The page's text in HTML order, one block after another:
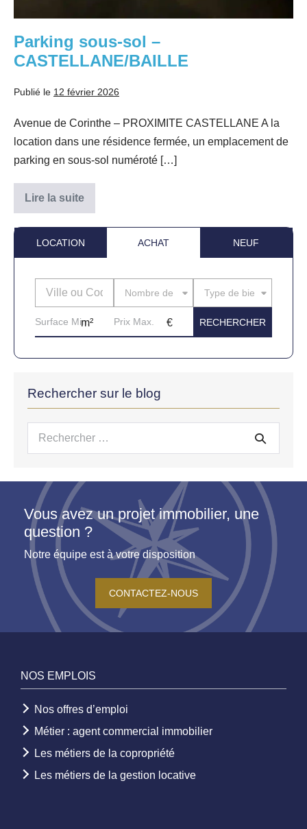
Parking sous-sol –
CASTELLANE/BAILLE
Publié le 12 février 2026
Avenue de Corinthe – PROXIMITE CASTELLANE A la
location dans une résidence fermée, un emplacement de
parking en sous-sol numéroté […]
Lire la suite
Parking
sous-
CASTELLANE/BAILLE
LOCATION ACHAT NEUF
Nombre de piècesType de bien
Rechercher sur le blog
Recherche
Vous avez un projet immobilier, une
question ?
Notre équipe est à votre disposition
CONTACTEZ-NOUS
NOS EMPLOIS
Nos offres d’emploi
Métier : agent commercial immobilier
Les métiers de la copropriété
Les métiers de la gestion locative